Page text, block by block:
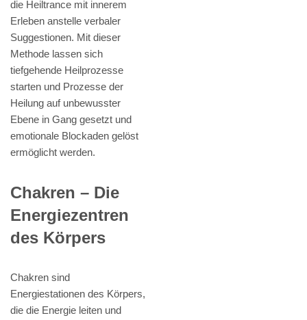
die Heiltrance mit innerem
Erleben anstelle verbaler
Suggestionen. Mit dieser
Methode lassen sich
tiefgehende Heilprozesse
starten und Prozesse der
Heilung auf unbewusster
Ebene in Gang gesetzt und
emotionale Blockaden gelöst
ermöglicht werden.
Chakren – Die
Energiezentren
des Körpers
Chakren sind
Energiestationen des Körpers,
die die Energie leiten und